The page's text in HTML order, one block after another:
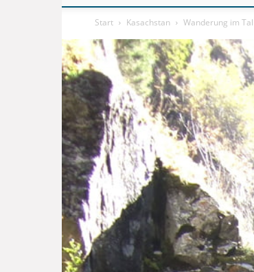
Start Kasachstan Wanderung im